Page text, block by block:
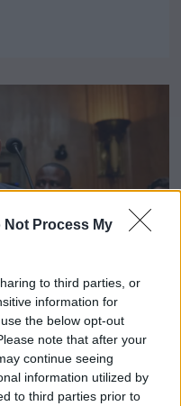
Not Process My
to third parties, or
information for
the below opt-out
note that after your
continue seeing
information utilized by
to third parties prior to
for